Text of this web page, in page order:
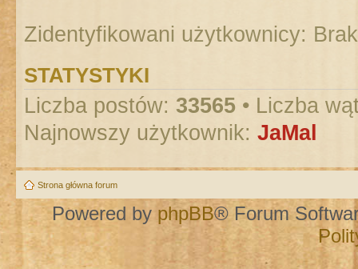
Zidentyfikowani użytkownicy:
STATYSTYKI
Liczba postów: 33565 • Liczba
Najnowszy użytkownik: JaMal
Strona główna forum
Powered by phpBB® Forum